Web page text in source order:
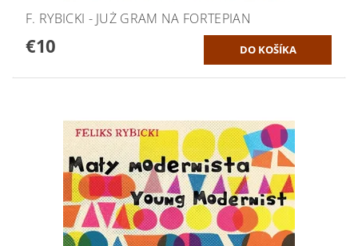
F. RYBICKI - JUŻ GRAM NA FORTEPIAN
€10